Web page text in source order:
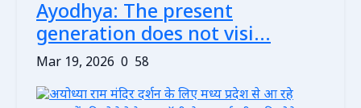
Ayodhya: The present
generation does not visi...
Mar 19, 2026 0 58